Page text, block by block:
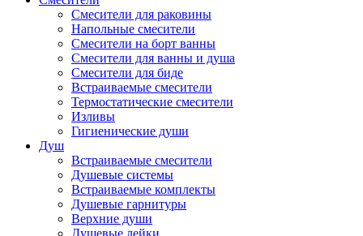
Смесители для раковины
Напольные смесители
Смесители на борт ванны
Смесители для ванны и душа
Смесители для биде
Встраиваемые смесители
Термостатические смесители
Изливы
Гигиенические души
Душ
Встраиваемые смесители
Душевые системы
Встраиваемые комплекты
Душевые гарнитуры
Верхние души
Душевые лейки